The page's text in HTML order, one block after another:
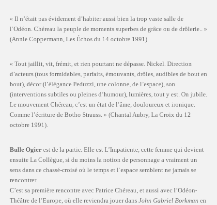
« Il n’était pas évidement d’habiter aussi bien la trop vaste salle de
l’Odéon. Chéreau la peuple de moments superbes de grâce ou de drôlerie.. »
(Annie Coppermann, Les Échos du 14 octobre 1991)
« Tout jaillit, vit, frémit, et rien pourtant ne dépasse. Nickel. Direction
d’acteurs (tous formidables, parfaits, émouvants, drôles, audibles de bout en
bout), décor (l’élégance Peduzzi, une colonne, de l’espace), son
(interventions subtiles ou pleines d’humour), lumières, tout y est. On jubile.
Le mouvement Chéreau, c’est un état de l’âme, douloureux et ironique.
Comme l’écriture de Botho Strauss. » (Chantal Aubry, La Croix du 12
octobre 1991).
Bulle Ogier est de la partie. Elle est L’Impatiente, cette femme qui devient
ensuite La Collègue, si du moins la notion de personnage a vraiment un
sens dans ce chassé-croisé où le temps et l’espace semblent ne jamais se
rencontrer.
C’est sa première rencontre avec Patrice Chéreau, et aussi avec l’Odéon-
Théâtre de l’Europe, où elle reviendra jouer dans John Gabriel Borkman en